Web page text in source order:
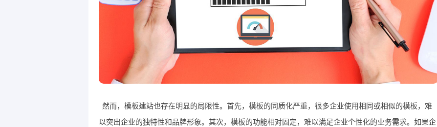
然而，模板建站也存在明显的局限性。首先，模板的同质化严重，很多企业使用相同或相似的模板，难
以突出企业的独特性和品牌形象。其次，模板的功能相对固定，难以满足企业个性化的业务需求。如果企